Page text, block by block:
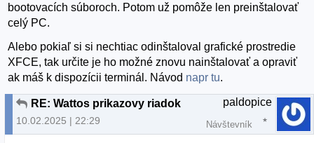
bootovacích súboroch. Potom už pomôže len preinštalovať
celý PC.
Alebo pokiaľ si si nechtiac odinštaloval grafické prostredie
XFCE, tak určite je ho možné znovu nainštalovať a opraviť
ak máš k dispozícii terminál. Návod napr tu.
RE: Wattos prikazovy riadok
10.02.2025 | 22:29
paldopice
Návštevník